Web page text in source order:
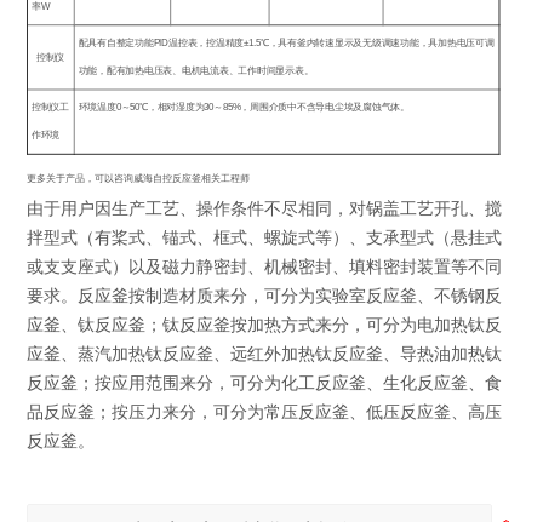
率W
控制仪
配具有自整定功能PID温控表，控温精度±1.5℃，具有釜内转速显示及无级调速功能，具加热电压可调
功能，配有加热电压表、电机电流表、工作时间显示表。
控制仪工
作环境
环境温度0～50℃ ，相对湿度为30 ～85%，周围介质中不含导电尘埃及腐蚀气体。
更多关于产品，可以咨询威海自控反应釜相关工程师
由于用户因生产工艺、操作条件不尽相同，对锅盖工艺开孔、搅
拌型式（有桨式、锚式、框式、螺旋式等）、支承型式（悬挂式
或支支座式）以及磁力静密封、机械密封、填料密封装置等不同
要求。反应釜按制造材质来分，可分为实验室反应釜、不锈钢反
应釜、钛反应釜；钛反应釜按加热方式来分，可分为电加热钛反
应釜、蒸汽加热钛反应釜、远红外加热钛反应釜、导热油加热钛
反应釜；按应用范围来分，可分为化工反应釜、生化反应釜、食
品反应釜；按压力来分，可分为常压反应釜、低压反应釜、高压
反应釜。